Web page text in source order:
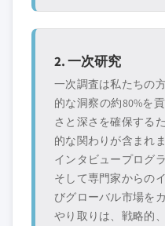
2. 一次研究
一次調査は私たちの
的な洞察の約80%を
さと深さを確保する
的な関わりが含まれ
インタビュープログ
そして専門家からの
びグローバル市場を
やり取りは、戦略的